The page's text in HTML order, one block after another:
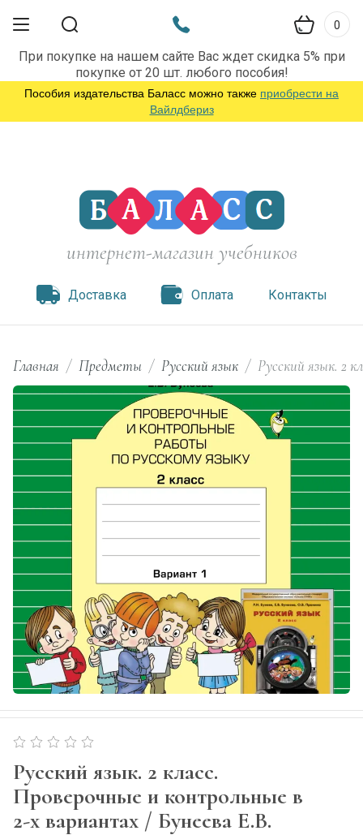
При покупке на нашем сайте Вас ждет скидка 5% при
покупке от 20 шт. любого пособия!
Пособия издательства Баласс можно также приобрести на
Вайлдбериз
0
интернет-магазин учебников
Доставка Оплата Контакты
Главная / Предметы / Русский язык / Русский язык. 2
Русский язык. 2 класс.
Проверочные и контрольные в
2-х вариантах / Бунеева Е.В.